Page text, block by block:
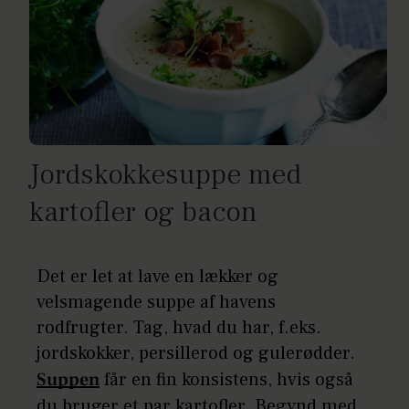
Jordskokkesuppe med
kartofler og bacon
Det er let at lave en lækker og
velsmagende suppe af havens
rodfrugter. Tag, hvad du har, f.eks.
jordskokker, persillerod og gulerødder.
Suppen får en fin konsistens, hvis også